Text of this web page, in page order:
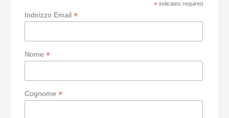
*indicates required
Indirizzo Email *
Nome *
Cognome *